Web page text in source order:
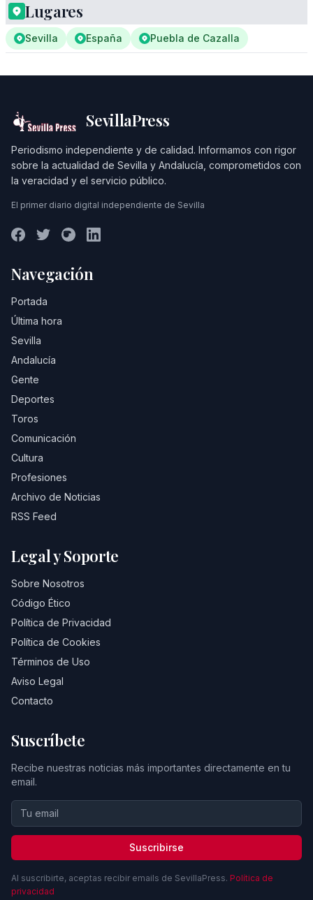
Lugares
Sevilla España Puebla de Cazalla
SevillaPress
Periodismo independiente y de calidad. Informamos con rigor
sobre la actualidad de Sevilla y Andalucía, comprometidos con
la veracidad y el servicio público.
El primer diario digital independiente de Sevilla
Navegación
Portada
Última hora
Sevilla
Andalucía
Gente
Deportes
Toros
Comunicación
Cultura
Profesiones
Archivo de Noticias
RSS Feed
Legal y Soporte
Sobre Nosotros
Código Ético
Política de Privacidad
Política de Cookies
Términos de Uso
Aviso Legal
Contacto
Suscríbete
Recibe nuestras noticias más importantes directamente en tu
email.
Suscribirse
Al suscribirte, aceptas recibir emails de SevillaPress. Política de
privacidad